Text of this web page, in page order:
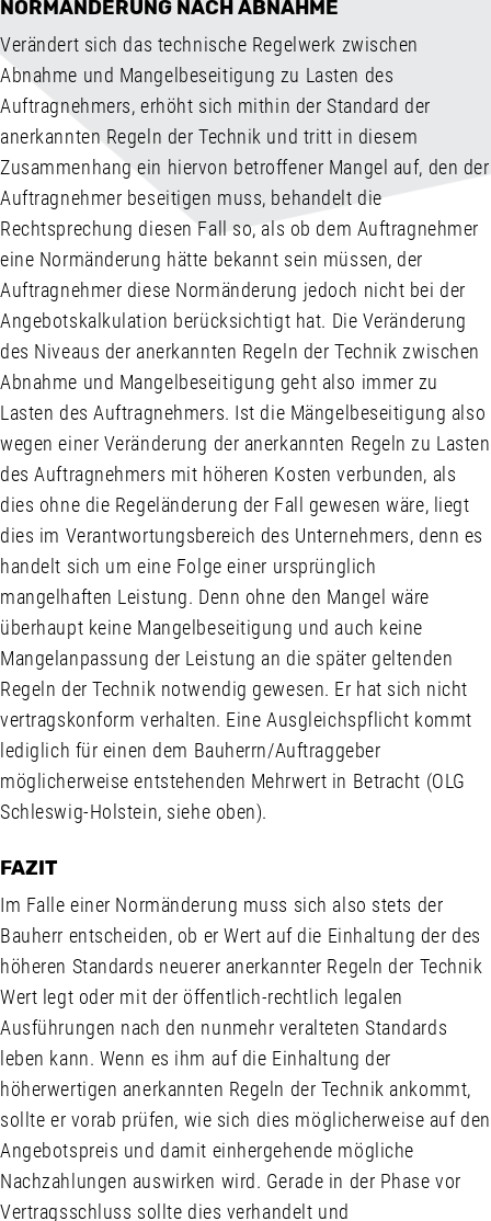
NORMÄNDERUNG NACH ABNAHME
Verändert sich das technische Regelwerk zwischen
Abnahme und Mangelbeseitigung zu Lasten des
Auftragnehmers, erhöht sich mithin der Standard der
anerkannten Regeln der Technik und tritt in diesem
Zusammenhang ein hiervon betroffener Mangel auf, den der
Auftragnehmer beseitigen muss, behandelt die
Rechtsprechung diesen Fall so, als ob dem Auftragnehmer
eine Normänderung hätte bekannt sein müssen, der
Auftragnehmer diese Normänderung jedoch nicht bei der
Angebotskalkulation berücksichtigt hat. Die Veränderung
des Niveaus der anerkannten Regeln der Technik zwischen
Abnahme und Mangelbeseitigung geht also immer zu
Lasten des Auftragnehmers. Ist die Mängelbeseitigung also
wegen einer Veränderung der anerkannten Regeln zu Lasten
des Auftragnehmers mit höheren Kosten verbunden, als
dies ohne die Regeländerung der Fall gewesen wäre, liegt
dies im Verantwortungsbereich des Unternehmers, denn es
handelt sich um eine Folge einer ursprünglich
mangelhaften Leistung. Denn ohne den Mangel wäre
überhaupt keine Mangelbeseitigung und auch keine
Mangelanpassung der Leistung an die später geltenden
Regeln der Technik notwendig gewesen. Er hat sich nicht
vertragskonform verhalten. Eine Ausgleichspflicht kommt
lediglich für einen dem Bauherrn/Auftraggeber
möglicherweise entstehenden Mehrwert in Betracht (OLG
Schleswig-Holstein, siehe oben).
FAZIT
Im Falle einer Normänderung muss sich also stets der
Bauherr entscheiden, ob er Wert auf die Einhaltung der des
höheren Standards neuerer anerkannter Regeln der Technik
Wert legt oder mit der öffentlich-rechtlich legalen
Ausführungen nach den nunmehr veralteten Standards
leben kann. Wenn es ihm auf die Einhaltung der
höherwertigen anerkannten Regeln der Technik ankommt,
sollte er vorab prüfen, wie sich dies möglicherweise auf den
Angebotspreis und damit einhergehende mögliche
Nachzahlungen auswirken wird. Gerade in der Phase vor
Vertragsschluss sollte dies verhandelt und